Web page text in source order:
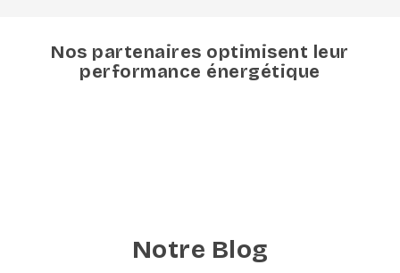
Nos partenaires optimisent leur
performance énergétique
Notre Blog